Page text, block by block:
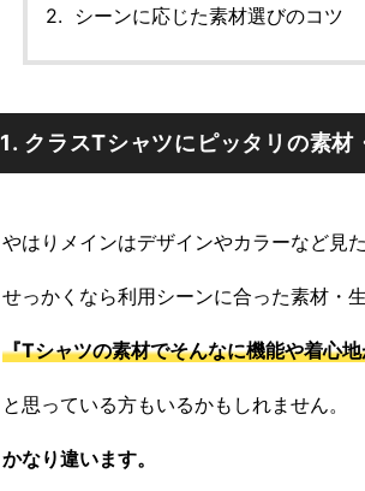
シーンに応じた素材選びのコツ
1. クラスTシャツにピッタリの素材
やはりメインはデザインやカラーなど見
せっかくなら利用シーンに合った素材・
『Tシャツの素材でそんなに機能や着心
と思っている方もいるかもしれません。
かなり違います。